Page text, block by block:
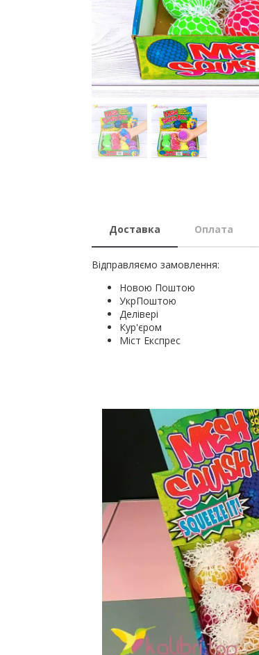
Доставка Оплата
Відправляємо замовлення:
Новою Поштою
УкрПоштою
Делівері
Кур'єром
Міст Експрес